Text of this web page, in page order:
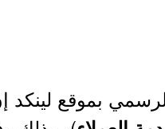
بموقع